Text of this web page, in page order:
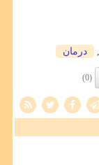
درمان
(0)